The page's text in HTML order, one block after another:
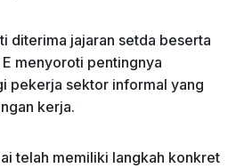
diterima jajaran setda beserta
menyoroti pentingnya
pekerja sektor informal yang
kerja.
telah memiliki langkah konkret